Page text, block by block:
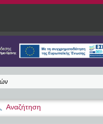
το κυρίως περιεχόμενο